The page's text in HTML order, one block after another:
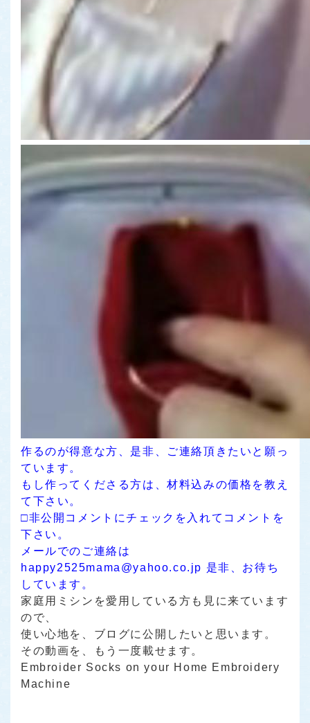
作るのが得意な方、是非、ご連絡頂きたいと願っ
ています。
もし作ってくださる方は、材料込みの価格を教え
て下さい。
□非公開コメントにチェックを入れてコメントを
下さい。
メールでのご連絡は
happy2525mama@yahoo.co.jp 是非、お待ち
しています。
家庭用ミシンを愛用している方も見に来ています
ので、
使い心地を、ブログに公開したいと思います。
その動画を、もう一度載せます。
Embroider Socks on your Home Embroidery
Machine